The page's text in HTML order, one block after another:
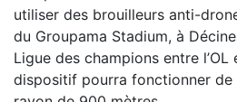
utiliser des brouilleurs anti-
du Groupama Stadium, à
Ligue des champions entre
dispositif pourra fonctionner de